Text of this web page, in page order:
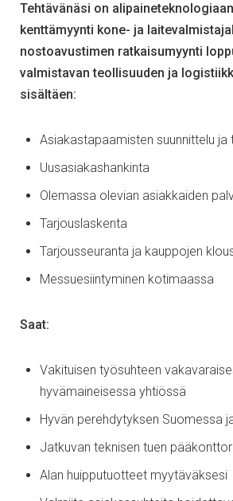
Tehtävänäsi on
kenttämyynti kone- ja
nostoavustimen ratkaisumyynti
valmistavan teollisuuden ja
sisältäen:
Asiakastapaamisten suunnittelu ja
Uusasiakashankinta
Olemassa olevian asiakkaiden
Tarjouslaskenta
Tarjousseuranta ja kauppojen
Messuesiintyminen kotimaassa
Saat:
Vakituisen työsuhteen
hyvämaineisessa yhtiössä
Hyvän perehdytyksen Suomessa
Jatkuvan teknisen tuen
Alan huipputuotteet myytäväksesi